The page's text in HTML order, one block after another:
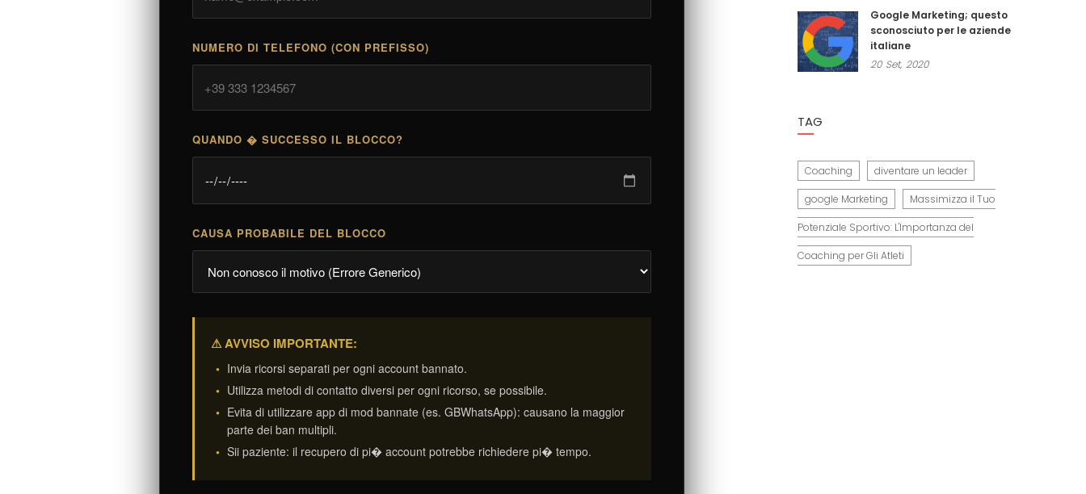
NUMERO DI TELEFONO (CON PREFISSO)
QUANDO � SUCCESSO IL BLOCCO?
CAUSA PROBABILE DEL BLOCCO
⚠ AVVISO IMPORTANTE:
Invia ricorsi separati per ogni account bannato.
Utilizza metodi di contatto diversi per ogni ricorso, se possibile.
Evita di utilizzare app di mod bannate (es. GBWhatsApp): causano la maggior
parte dei ban multipli.
Sii paziente: il recupero di pi� account potrebbe richiedere pi� tempo.
Google Marketing; questo
sconosciuto per le aziende
italiane
20 Set, 2020
TAG
Coaching diventare un leader
google Marketing Massimizza il Tuo
Potenziale Sportivo: L'Importanza del
Coaching per Gli Atleti